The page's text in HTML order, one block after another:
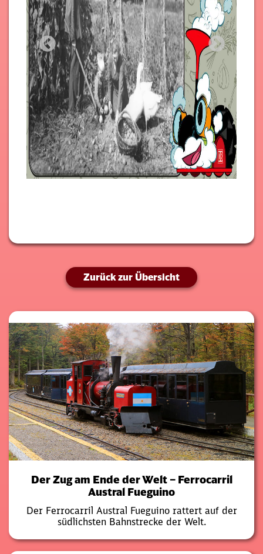
Zurück zur Übersicht
Der Zug am Ende der Welt – Ferrocarril
Austral Fueguino
Der Ferrocarril Austral Fueguino rattert auf der
südlichsten Bahnstrecke der Welt.